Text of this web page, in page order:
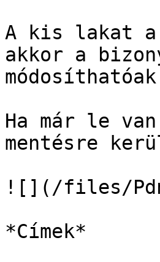
A kis lakat a
akkor a
Ha már le
mentésre
![](/files/
*Címek*